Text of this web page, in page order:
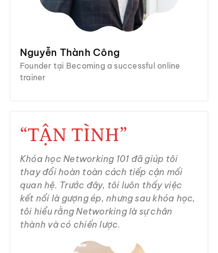
Nguyễn Thành Công
Founder tại Becoming a successful online
trainer
“TẬN TÌNH”
Khóa học Networking 101 đã giúp tôi
thay đổi hoàn toàn cách tiếp cận mối
quan hệ. Trước đây, tôi luôn thấy việc
kết nối là gượng ép, nhưng sau khóa học,
tôi hiểu rằng Networking là sự chân
thành và có chiến lược.